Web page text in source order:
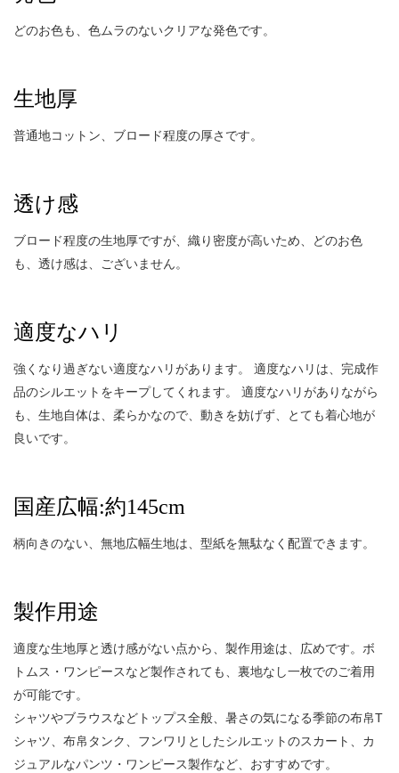
どのお色も、色ムラのないクリアな発色です。
生地厚
普通地コットン、ブロード程度の厚さです。
透け感
ブロード程度の生地厚ですが、織り密度が高いため、どのお色
も、透け感は、ございません。
適度なハリ
強くなり過ぎない適度なハリがあります。 適度なハリは、完成作
品のシルエットをキープしてくれます。 適度なハリがありながら
も、生地自体は、柔らかなので、動きを妨げず、とても着心地が
良いです。
国産広幅:約145cm
柄向きのない、無地広幅生地は、型紙を無駄なく配置できます。
製作用途
適度な生地厚と透け感がない点から、製作用途は、広めです。ボ
トムス・ワンピースなど製作されても、裏地なし一枚でのご着用
が可能です。
シャツやブラウスなどトップス全般、暑さの気になる季節の布帛T
シャツ、布帛タンク、フンワリとしたシルエットのスカート、カ
ジュアルなパンツ・ワンピース製作など、おすすめです。